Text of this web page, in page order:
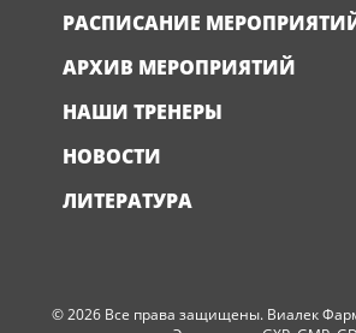
РАСПИСАНИЕ
АРХИВ МЕРОПРИЯТИЙ
НАШИ ТРЕНЕРЫ
НОВОСТИ
ЛИТЕРАТУРА
© 2026 Все права защищены. Виалек